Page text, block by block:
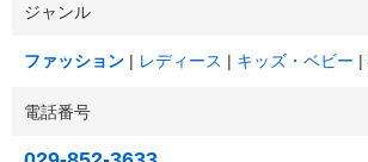
ジャンル
ファッション レディース キッズ・ベビー
電話番号